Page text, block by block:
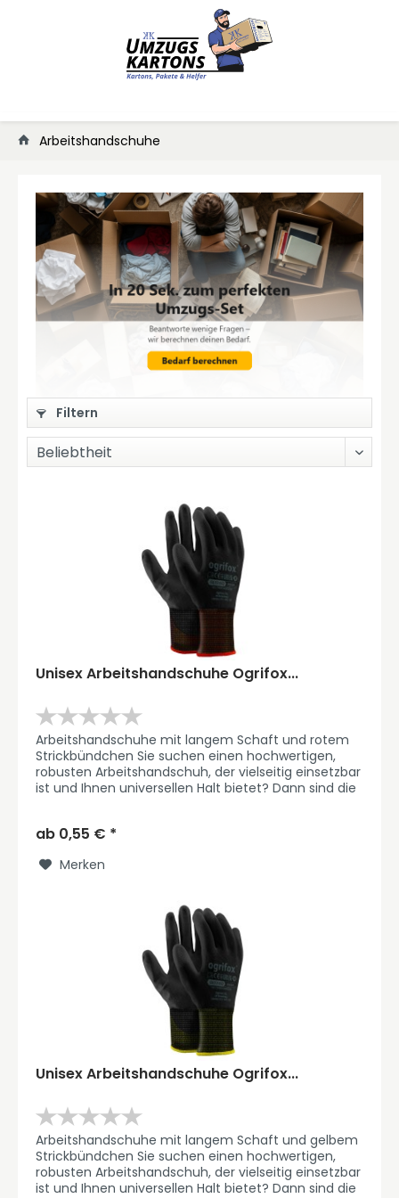
Arbeitshandschuhe
Filtern
Unisex Arbeitshandschuhe Ogrifox...
Arbeitshandschuhe mit langem Schaft und rotem
Strickbündchen Sie suchen einen hochwertigen,
robusten Arbeitshandschuh, der vielseitig einsetzbar
ist und Ihnen universellen Halt bietet? Dann sind die
ab 0,55 € *
Merken
Unisex Arbeitshandschuhe Ogrifox...
Arbeitshandschuhe mit langem Schaft und gelbem
Strickbündchen Sie suchen einen hochwertigen,
robusten Arbeitshandschuh, der vielseitig einsetzbar
ist und Ihnen universellen Halt bietet? Dann sind die